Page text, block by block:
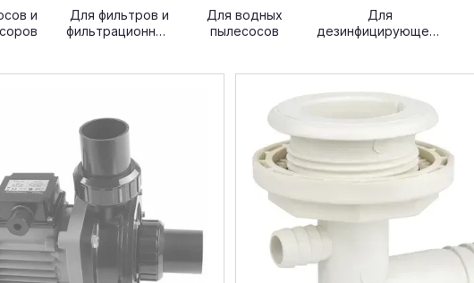
и
Для фильтров и
фильтрационных
Для водных
пылесосов
Для
дезинфицирующего